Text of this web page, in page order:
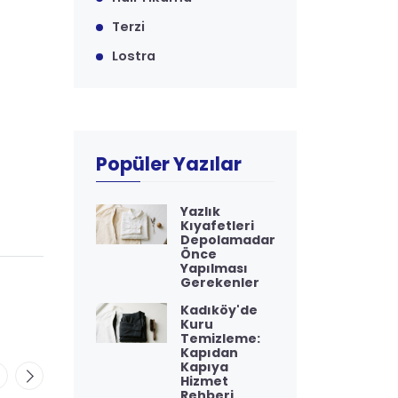
Terzi
Lostra
Popüler Yazılar
Yazlık
Kıyafetleri
Depolamadan
Önce
Yapılması
Gerekenler
Kadıköy'de
Kuru
Temizleme:
Kapıdan
Kapıya
Hizmet